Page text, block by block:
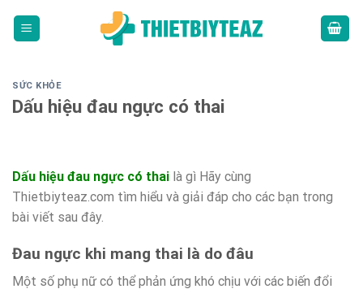
SỨC KHỎE
Dấu hiệu đau ngực có thai
Dấu hiệu đau ngực có thai là gì Hãy cùng
Thietbiyteaz.com tìm hiểu và giải đáp cho các bạn trong
bài viết sau đây.
Đau ngực khi mang thai là do đâu
Một số phụ nữ có thể phản ứng khó chịu với các biến đổi